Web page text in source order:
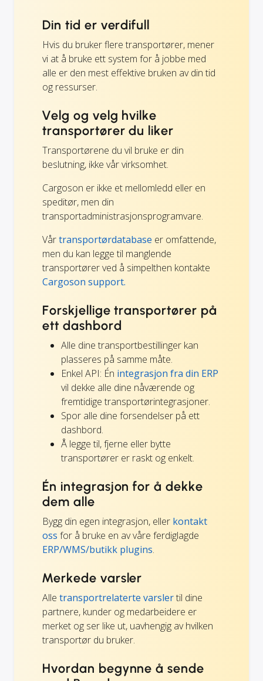
Din tid er verdifull
Hvis du bruker flere transportører, mener
vi at å bruke ett system for å jobbe med
alle er den mest effektive bruken av din tid
og ressurser.
Velg og velg hvilke
transportører du liker
Transportørene du vil bruke er din
beslutning, ikke vår virksomhet.
Cargoson er ikke et mellomledd eller en
speditør, men din
transportadministrasjonsprogramvare.
Vårtransportørdatabase er omfattende,
men du kan legge til manglende
transportører ved å simpelthen kontakte
Cargoson support.
Forskjellige transportører på
ett dashbord
Alle dine transportbestillinger kan
plasseres på samme måte.
Enkel API: Én integrasjon fra din ERP
vil dekke alle dine nåværende og
fremtidige transportørintegrasjoner.
Spor alle dine forsendelser på ett
dashbord.
Å legge til, fjerne eller bytte
transportører er raskt og enkelt.
Én integrasjon for å dekke
dem alle
Bygg din egen integrasjon, eller kontakt
oss for å bruke en av våre ferdiglagde
ERP/WMS/butikk plugins.
Merkede varsler
Alle transportrelaterte varslertil dine
partnere, kunder og medarbeidere er
merket og ser like ut, uavhengig av hvilken
transportør du bruker.
Hvordan begynne å sende